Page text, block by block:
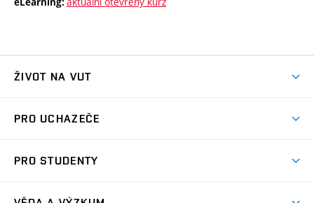
ŽIVOT NA VUT
Koleje
PRO UCHAZEČE
Dny otevřených dveří
PRO STUDENTY